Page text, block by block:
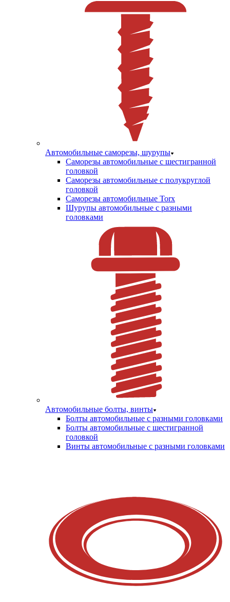
Автомобильные саморезы, шурупы
Саморезы автомобильные с шестигранной
головкой
Саморезы автомобильные с полукруглой
головкой
Саморезы автомобильные Torx
Шурупы автомобильные с разными
головками
Автомобильные болты, винты
Болты автомобильные с разными головками
Болты автомобильные с шестигранной
головкой
Винты автомобильные с разными головками